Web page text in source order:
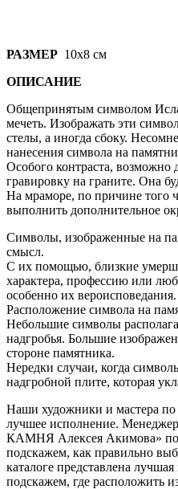
РАЗМЕР 10х8 см
ОПИСАНИЕ
Общепринятым символом
мечеть. Изображать эти
стелы, а иногда сбоку.
нанесения символа на
Особого контраста, возможно
гравировку на граните. Она
На мраморе, по причине того
выполнить дополнительное
Символы, изображенные на
смысл.
С их помощью, близкие
характера, профессию или
особенно их вероисповедания.
Расположение символа на
Небольшие символы
надгробья. Большие
стороне памятника.
Нередки случаи, когда
надгробной плите, которая
Наши художники и мастера по
лучшее исполнение.
КАМНЯ Алексея Акимова»
подскажем, как правильно
каталоге представлена
подскажем, где расположить